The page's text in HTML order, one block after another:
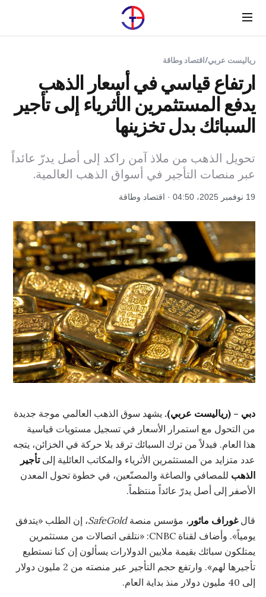
Menu
رياليست عربي/اقتصاد وطاقة
ارتفاع قياسي في أسعار الذهب
يدفع المستثمرين الأثرياء إلى تأجير
السبائك بدل تخزينها
تحويل الذهب من ملاذ آمن راكد إلى أصل يدرّ عائداً
عبر منصات التأجير في أسواق الذهب العالمية.
19 نوفمبر 2025، 04:50 · اقتصاد وطاقة
دبي – (رياليست عربي). يشهد سوق الذهب العالمي موجة جديدة
من التحول مع استمرار الأسعار في تسجيل مستويات قياسية
هذا العام. فبدلاً من ترك السبائك ترقد بلا حركة في الخزائن، يتجه
عدد متزايد من المستثمرين الأثرياء والمكاتب العائلية إلىتأجير
الذهب للمصافي والصاغة والمصنّعين، في خطوة تحول المعدن
الأصفر إلى أصل يدرّ عائداً منتظماً.
قالغوراف ماثور ، مؤسس منصةSafeGold، إن الطلب «يتدفق
يومياً». وأضاف لقناة CNBC: «نتلقى اتصالات من مستثمرين
يمتلكون سبائك بقيمة ملايين الدولارات يسألون إن كنا نستطيع
تأجيرها لهم». وارتفع حجم التأجير عبر منصته من 2 مليون دولار
إلى 40 مليون دولار منذ بداية العام.